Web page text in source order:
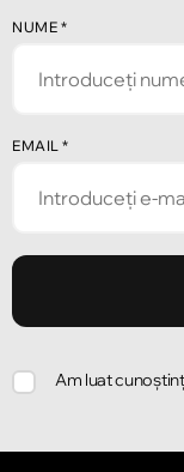
Strada Ion
NUME *
EMAIL *
Am luat